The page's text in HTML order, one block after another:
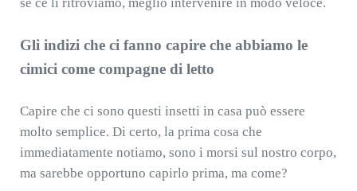
se ce li ritroviamo, meglio intervenire in modo veloce.
Gli indizi che ci fanno capire che abbiamo le
cimici come compagne di letto
Capire che ci sono questi insetti in casa può essere
molto semplice. Di certo, la prima cosa che
immediatamente notiamo, sono i morsi sul nostro corpo,
ma sarebbe opportuno capirlo prima, ma come?